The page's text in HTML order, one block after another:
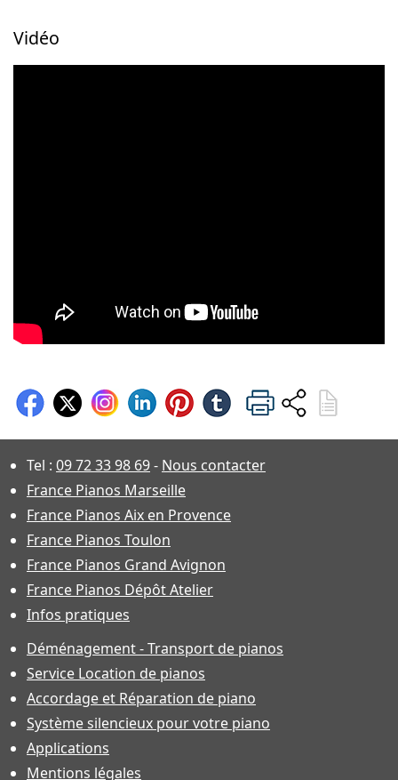
Vidéo
Tel : 09 72 33 98 69- Nous contacter
France Pianos Marseille
France Pianos Aix en Provence
France Pianos Toulon
France Pianos Grand Avignon
France Pianos Dépôt Atelier
Infos pratiques
Déménagement - Transport de pianos
Service Location de pianos
Accordage et Réparation de piano
Système silencieux pour votre piano
Applications
Mentions légales